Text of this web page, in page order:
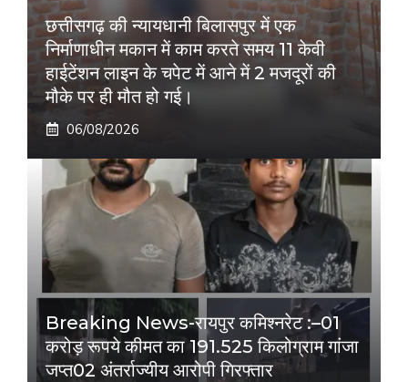
छत्तीसगढ़ की न्यायधानी बिलासपुर में एक
निर्माणाधीन मकान में काम करते समय 11 केवी
हाईटेंशन लाइन के चपेट में आने में 2 मजदूरों की
मौके पर ही मौत हो गई।
06/08/2026
Breaking News-रायपुर कमिश्नरेट :–01
करोड़ रूपये कीमत का 191.525 किलोग्राम गांजा
जप्त02 अंतर्राज्यीय आरोपी गिरफ्तार